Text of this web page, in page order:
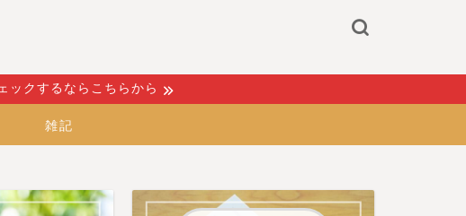
ックするならこちらから
雑記